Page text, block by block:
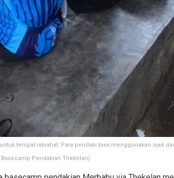
tempat istirahat. Para pendaki bisa menggunakan ojek
Pendakian Thekelan)